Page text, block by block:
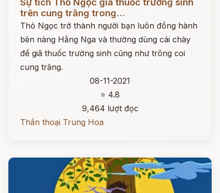
trên cung trăng trong...
Thỏ Ngọc trở thành người bạn luôn đồng hành
bên nàng Hằng Nga và thường dùng cái chày
để giã thuốc trường sinh cũng như trông coi
cung trăng.
08-11-2021
⭐ 4.8
9,464 lượt đọc
Thần thoại Trung Hoa